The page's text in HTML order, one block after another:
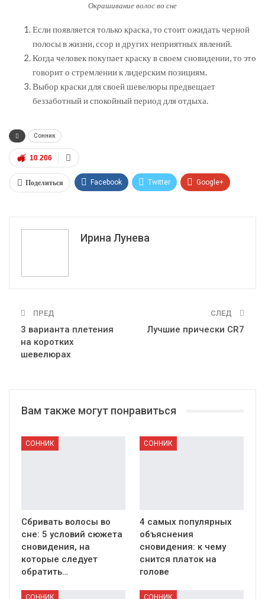
Окрашивание волос во сне
Если появляется только краска, то стоит ожидать черной
полосы в жизни, ссор и других неприятных явлений.
Когда человек покупает краску в своем сновидении, то это
говорит о стремлении к лидерским позициям.
Выбор краски для своей шевелюры предвещает
беззаботный и спокойный период для отдыха.
Сонник
10 206
Поделиться Facebook Twitter Google+
Эл. адрес
Ирина Лунева
ПРЕД
3 варианта плетения
на коротких
шевелюрах
СЛЕД
Лучшие прически CR7
Вам также могут понравиться
СОННИК
Сбривать волосы во
сне: 5 условий сюжета
сновидения, на
которые следует
обратить…
СОННИК
4 самых популярных
объяснения
сновидения: к чему
снится платок на
голове
СОННИК СОННИК